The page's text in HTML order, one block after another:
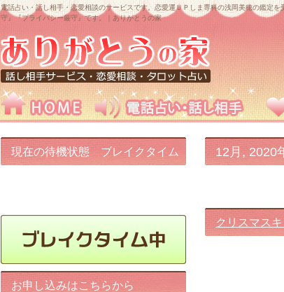
電話占い・話し相手・恋愛相談のサービスです。恋愛運ＵＰしま専科の浅岡美穂の鑑
守』『プライバシー厳守』です。｜ありがとうの家
12月, 2020
クリスマス
現在の待機状態 ブレイクタイム
お申し込みはこちらから